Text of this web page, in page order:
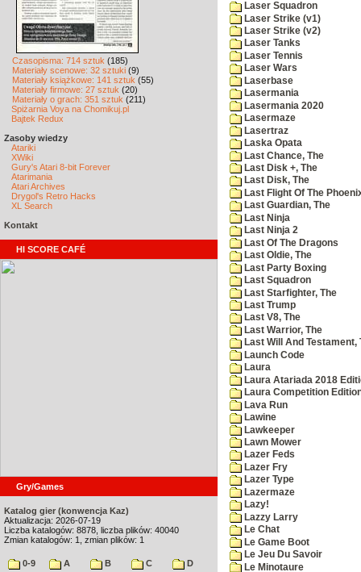
Czasopisma: 714 sztuk (185)
Materiały scenowe: 32 sztuki (9)
Materiały książkowe: 141 sztuk (55)
Materiały firmowe: 27 sztuk (20)
Materiały o grach: 351 sztuk (211)
Spiżarnia Voya na Chomikuj.pl
Bajtek Redux
Zasoby wiedzy
Atariki
XWiki
Gury's Atari 8-bit Forever
Atarimania
Atari Archives
Drygol's Retro Hacks
XL Search
Kontakt
HI SCORE CAFÉ
Gry/Games
Katalog gier (konwencja Kaz)
Aktualizacja: 2026-07-19
Liczba katalogów: 8878, liczba plików: 40040
Zmian katalogów: 1, zmian plików: 1
0-9 A B C
D
Laser Squadron
Laser Strike (v1)
Laser Strike (v2)
Laser Tanks
Laser Tennis
Laser Wars
Laserbase
Lasermania
Lasermania 2020
Lasermaze
Lasertraz
Laska Opata
Last Chance, The
Last Disk +, The
Last Disk, The
Last Flight Of The
Last Guardian, The
Last Ninja
Last Ninja 2
Last Of The Dragons
Last Oldie, The
Last Party Boxing
Last Squadron
Last Starfighter, The
Last Trump
Last V8, The
Last Warrior, The
Last Will And Testament,
Launch Code
Laura
Laura Atariada 2018
Laura Competition
Lava Run
Lawine
Lawkeeper
Lawn Mower
Lazer Feds
Lazer Fry
Lazer Type
Lazermaze
Lazy!
Lazzy Larry
Le Chat
Le Game Boot
Le Jeu Du Savoir
Le Minotaure